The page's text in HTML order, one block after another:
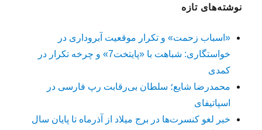
نوشته‌های تازه
«اسباب زحمت» و تکرار موقعیت آبروداری در
خواستگاری: شباهت با «پایتخت7» و چرخه تکرار در
کمدی
محمدرضا شایع؛ سلطان بی‌رقابت رپ فارسی در
اسپاتیفای
خبر لغو کنسرت‌ها در برج میلاد از آذرماه تا پایان سال